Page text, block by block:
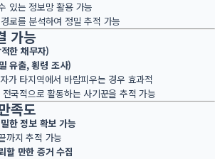
있는 정보망 활용 가능
로를 분석하여 정밀 추적 가능
가능
한 채무자)
유출, 횡령 조사)
가 타지역에서 바람피우는 경우 효과적
국적으로 활동하는 사기꾼을 추적 가능
족도
한 정보 확보 가능
까지 추적 가능
할 만한 증거 수집